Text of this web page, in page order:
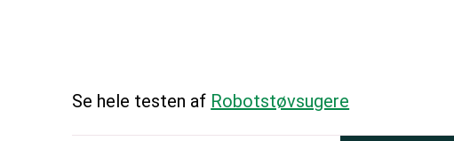
Se hele testen af Robotstøvsugere